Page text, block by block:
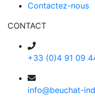
Contactez-nous
CONTACT
+33 (0)4 91 09
info@beuchat-